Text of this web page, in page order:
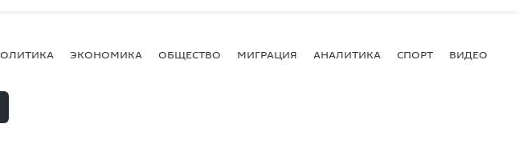
ЭКОНОМИКА ОБЩЕСТВО МИГРАЦИЯ АНАЛИТИКА СПОРТ ВИДЕО